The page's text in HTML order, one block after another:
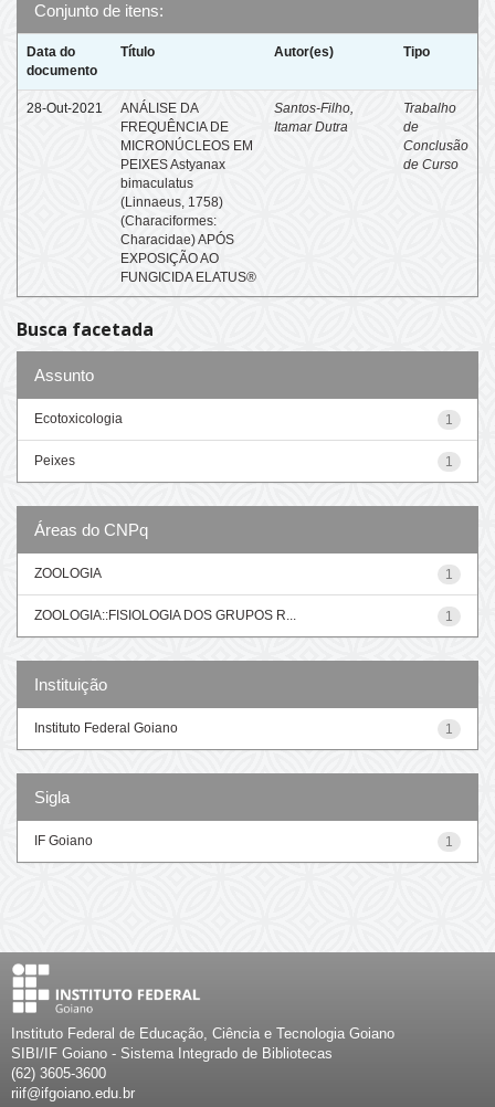
Conjunto de itens:
Data do
documento
Título Autor(es) Tipo
28-Out-2021
ANÁLISE DA
FREQUÊNCIA DE
MICRONÚCLEOS EM
PEIXES Astyanax
bimaculatus
(Linnaeus, 1758)
(Characiformes:
Characidae) APÓS
EXPOSIÇÃO AO
FUNGICIDA ELATUS®
Santos-Filho,
Itamar Dutra
Trabalho
de
Conclusão
de Curso
Busca facetada
Assunto
1
Ecotoxicologia
1
Peixes
Áreas do CNPq
1
ZOOLOGIA
1
ZOOLOGIA::FISIOLOGIA DOS GRUPOS R...
Instituição
1
Instituto Federal Goiano
Sigla
1
IF Goiano
Instituto Federal de Educação, Ciência e Tecnologia Goiano
SIBI/IF Goiano - Sistema Integrado de Bibliotecas
(62) 3605-3600
riif@ifgoiano.edu.br